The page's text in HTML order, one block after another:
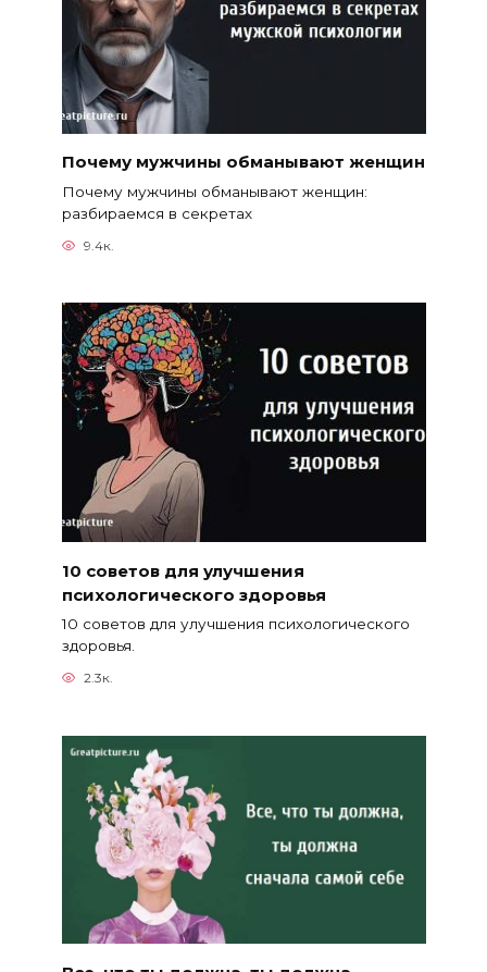
Почему мужчины обманывают женщин
Почему мужчины обманывают женщин:
разбираемся в секретах
9.4к.
10 советов для улучшения
психологического здоровья
10 советов для улучшения психологического
здоровья.
2.3к.